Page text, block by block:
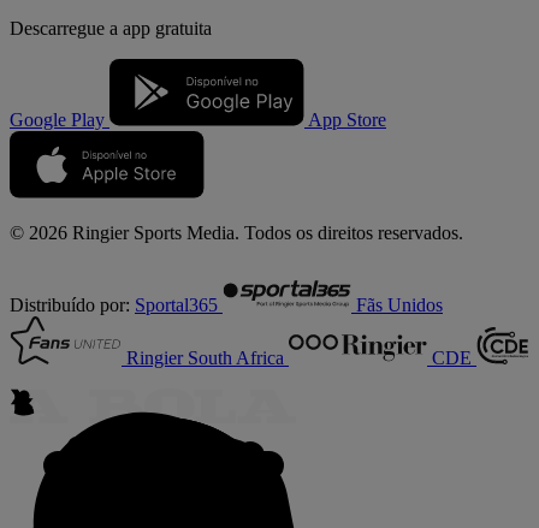
Descarregue a app gratuita
Google Play App Store
© 2026 Ringier Sports Media. Todos os direitos reservados.
Distribuído por: Sportal365 Fãs Unidos
Ringier South Africa CDE